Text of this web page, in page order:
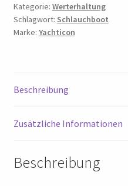
1558
Menge
Kategorie: Werterhaltung
Schlagwort: Schlauchboot
Marke: Yachticon
Beschreibung
Zusätzliche Informationen
Beschreibung